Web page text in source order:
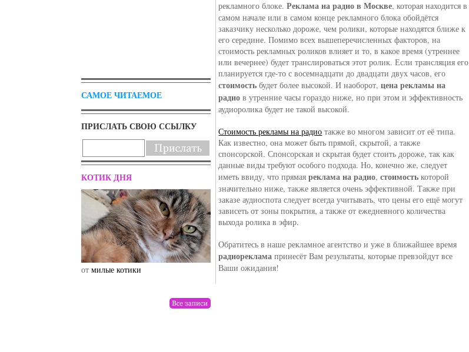
САМОЕ ЧИТАЕМОЕ
ПРИСЛАТЬ СВОЮ ССЫЛКУ
КОТИК ДНЯ
отмилые котики от drunktwi
рекламного блоке.Реклама на радио в Москве, которая находится в
самом начале или в самом конце рекламного блока обойдётся
заказчику несколько дороже, чем ролики, которые находятся ближе к
его середине. Помимо всех вышеперечисленных факторов, на
стоимость рекламных роликов влияет и то, в какое время (утреннее
или вечернее) будет транслироваться этот ролик. Если трансляция его
планируется где-то с восемнадцати до двадцати двух часов, его
стоимость будет более высокой. И наоборот,цена рекламы на
радио в утренние часы гораздо ниже, но при этом и эффективность
аудиоролика будет не такой высокой.
Стоимость рекламы на радио также во многом зависит от её типа.
Как известно, она может быть прямой, скрытой, а также
спонсорской. Спонсорская и скрытая будет стоить дороже, так как
данные виды требуют особого подхода. Но, конечно же, следует
иметь ввиду, что прямаяреклама на радио,стоимостькоторой
значительно ниже, также является очень эффективной. Также при
заказе аудиоспота следует всегда учитывать, что цены его ещё могут
зависеть от зоны покрытия, а также от ежедневного количества
выхода ролика в эфир.
Обратитесь в наше рекламное агентство и уже в ближайшее время
радиореклама принесёт Вам результаты, которые превзойдут все
Ваши ожидания!